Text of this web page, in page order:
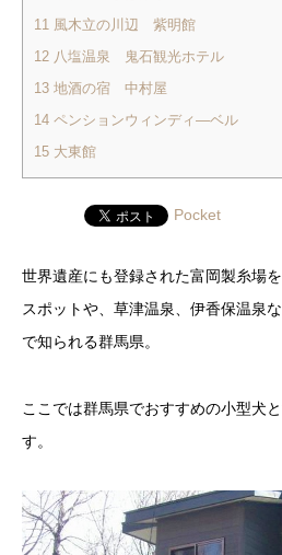
11 風木立の川辺 紫明館
12 八塩温泉 鬼石観光ホテル
13 地酒の宿 中村屋
14 ペンションウィンディ―ベル
15 大東館
Pocket
世界遺産にも登録された富岡製糸場
スポットや、草津温泉、伊香保温泉
で知られる群馬県。
ここでは群馬県でおすすめの小型犬
す。